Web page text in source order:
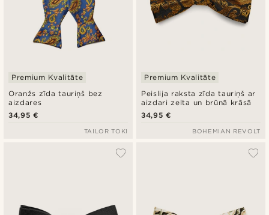
Oranžs zīda tauriņš bez
aizdares
Premium Kvalitāte
34,95 €
TAILOR TOKI
Peislija raksta zīda tauriņš ar
aizdari zelta un brūnā krāsā
Premium Kvalitāte
34,95 €
BOHEMIAN REVOLT